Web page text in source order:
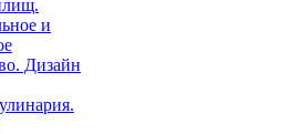
и
Дизайн